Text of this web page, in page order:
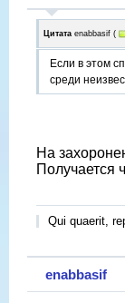
Цитата enabbasif (
Если в этом
среди
На
Получается
Qui quaerit,
enabbasif